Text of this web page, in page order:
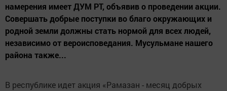
намерения имеет ДУМ РТ, объявив о проведении акции.
Совершать добрые поступки во благо окружающих и
родной земли должны стать нормой для всех людей,
независимо от вероисповедания. Мусульмане нашего
района также...
В республике идет акция «Рамазан - месяц добрых